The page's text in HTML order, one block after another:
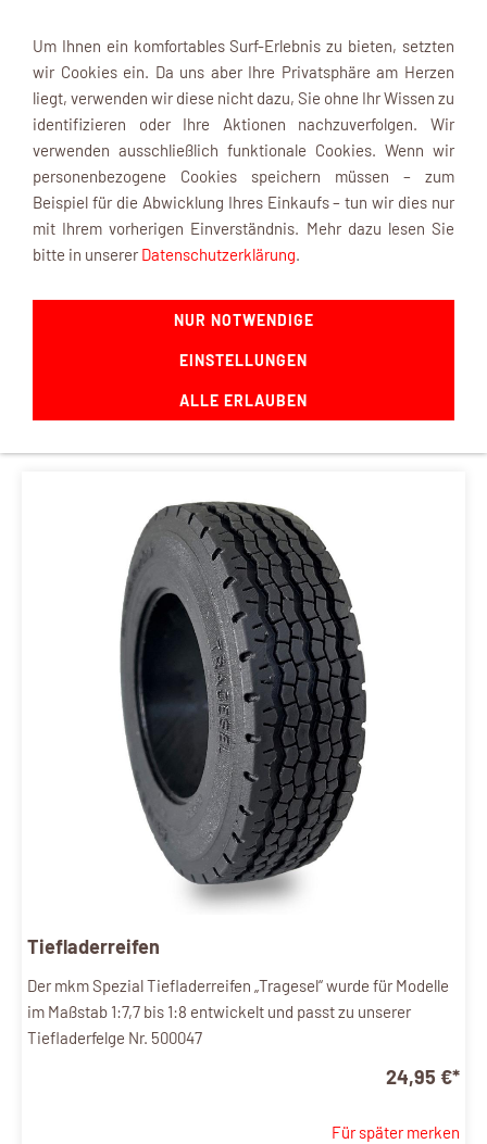
Navigation einblenden
Reifen M1:8
Shop Startseite» Zubehör»
PRODUKTÜBERSICHT
Tiefladerreifen
Der mkm Spezial Tiefladerreifen „Tragesel“ wurde für Modelle
im Maßstab 1:7,7 bis 1:8 entwickelt und passt zu unserer
Tiefladerfelge Nr. 500047
24,95 €*
Für später merken
Um Ihnen ein komfortables Surf-Erlebnis zu bieten, setzten
wir Cookies ein. Da uns aber Ihre Privatsphäre am Herzen
liegt, verwenden wir diese nicht dazu, Sie ohne Ihr Wissen zu
identifizieren oder Ihre Aktionen nachzuverfolgen. Wir
verwenden ausschließlich funktionale Cookies. Wenn wir
personenbezogene Cookies speichern müssen – zum
Beispiel für die Abwicklung Ihres Einkaufs – tun wir dies nur
mit Ihrem vorherigen Einverständnis. Mehr dazu lesen Sie
bitte in unserer Datenschutzerklärung.
NUR NOTWENDIGE
EINSTELLUNGEN
ALLE ERLAUBEN